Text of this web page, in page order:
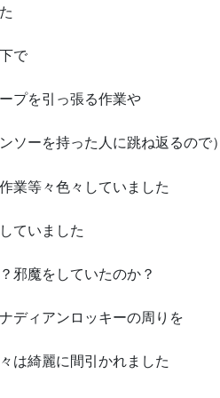
で
プを引っ張る作業や
ソーを持った人に跳ね返るので）
業等々色々していました
ていました
邪魔をしていたのか？
ディアンロッキーの周りを
は綺麗に間引かれました